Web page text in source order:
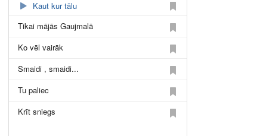
Kaut kur tālu
Tikai mājās Gaujmalā
Ko vēl vairāk
Smaidi , smaidi...
Tu paliec
Krīt sniegs